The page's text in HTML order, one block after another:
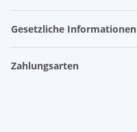
Gesetzliche Informationen
Zahlungsarten